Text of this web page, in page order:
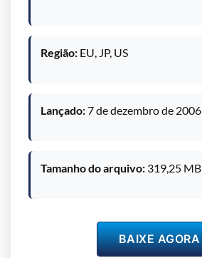
Região: EU, JP, US
Lançado:7 de dezembro de 2006
Tamanho do arquivo: 319,25 MB
BAIXE AGORA